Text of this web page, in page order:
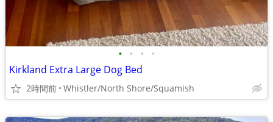
• • • •
Kirkland Extra Large Dog Bed
2時間前 Whistler/North Shore/Squamish